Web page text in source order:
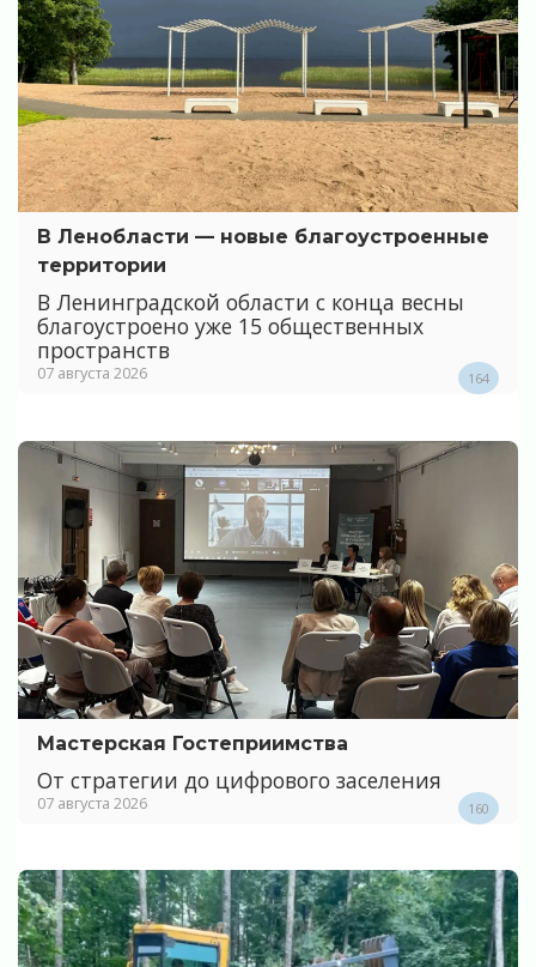
В Ленобласти — новые благоустроенные
территории
В Ленинградской области с конца весны
благоустроено уже 15 общественных
пространств
07 августа 2026 164
Мастерская Гостеприимства
От стратегии до цифрового заселения
07 августа 2026 160